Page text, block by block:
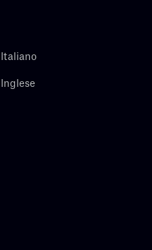
Italiano
Inglese